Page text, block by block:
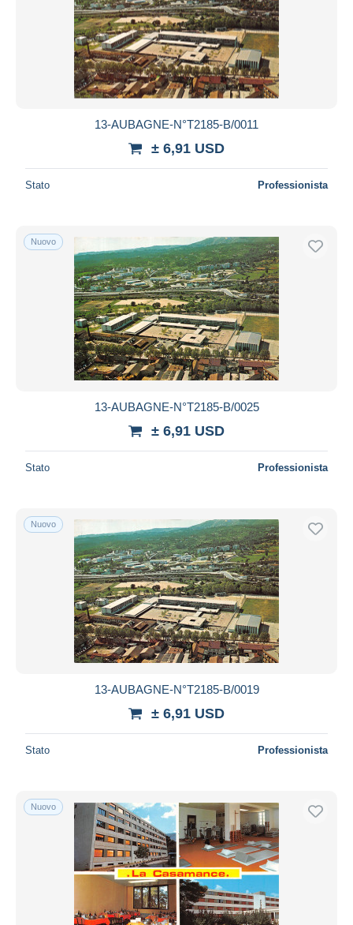
13-AUBAGNE-N°T2185-B/0011
± 6,91 USD
Stato Professionista
Nuovo
13-AUBAGNE-N°T2185-B/0025
± 6,91 USD
Stato Professionista
Nuovo
13-AUBAGNE-N°T2185-B/0019
± 6,91 USD
Stato Professionista
Nuovo